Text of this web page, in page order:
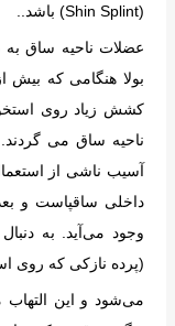
(Shin Splint) باشد..
عضلات ناحیه ساق به
بولا هنگامی که بیش
کشش زیاد روی
ناحیه ساق می
آسیب ناشی از
داخلی ساقپاست و
وجود می‌آید. به
(پرده نازکی که روی
می‌شود و این